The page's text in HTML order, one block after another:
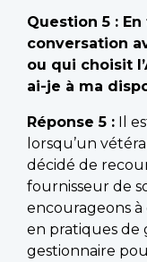
Question 5 : En
conversation
ou qui choisit
ai-je à ma
Réponse 5 : Il
lorsqu’un
décidé de
fournisseur de
encourageons
en pratiques de
gestionnaire